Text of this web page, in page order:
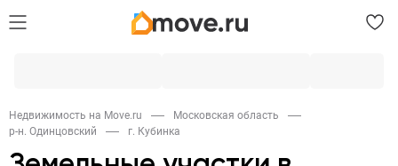
Недвижимость на Move.ru
Московская область
р-н. Одинцовский
г. Кубинка